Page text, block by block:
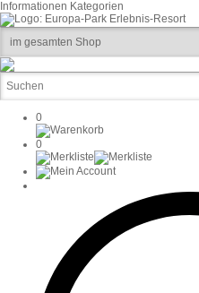
Informationen Kategorien
0
0